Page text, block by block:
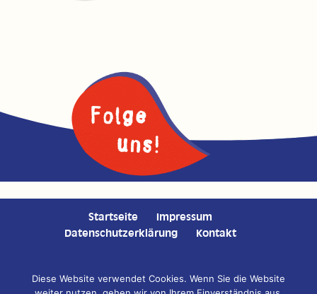
Startseite
Impressum
Datenschutzerklärung
Kontakt
Diese Website verwendet Cookies. Wenn Sie die Website